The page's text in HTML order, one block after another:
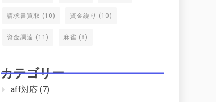
請求書買取 (10) 資金繰り (10)
資金調達 (11) 麻雀 (8)
カテゴリー
aff対応 (7)